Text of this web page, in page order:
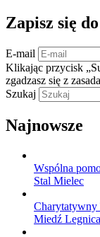
Zapisz się
E-mail
Klikając przycisk
zgadzasz się z
Szukaj
Najnowsze
Wspólna
Stal Mielec
Miedź Legnica